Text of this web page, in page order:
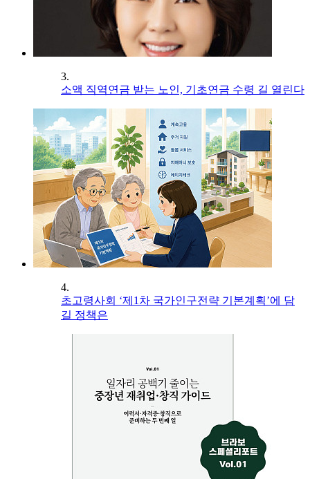
3.
소액 직역연금 받는 노인, 기초연금 수령 길 열린다
4.
초고령사회 ‘제1차 국가인구전략 기본계획’에 담
길 정책은